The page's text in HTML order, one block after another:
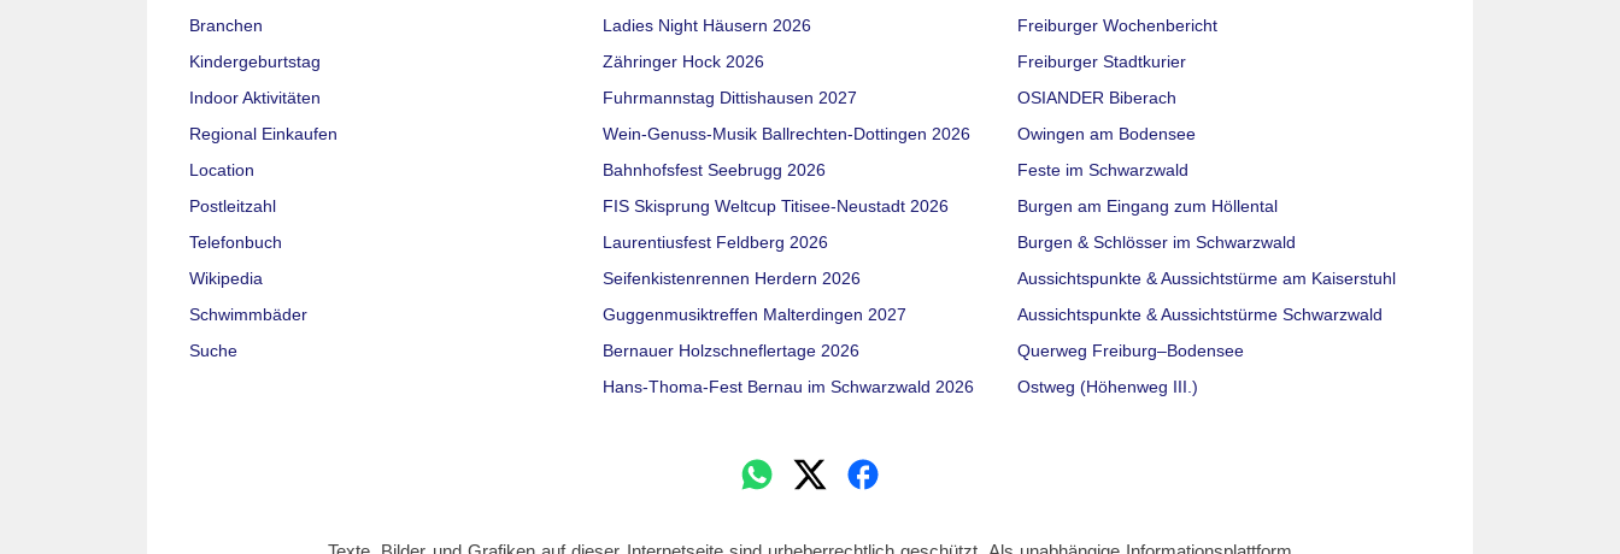
Branchen
Kindergeburtstag
Indoor Aktivitäten
Regional Einkaufen
Location
Postleitzahl
Telefonbuch
Wikipedia
Schwimmbäder
Suche
Ladies Night Häusern 2026
Zähringer Hock 2026
Fuhrmannstag Dittishausen 2027
Wein-Genuss-Musik Ballrechten-Dottingen 2026
Bahnhofsfest Seebrugg 2026
FIS Skisprung Weltcup Titisee-Neustadt 2026
Laurentiusfest Feldberg 2026
Seifenkistenrennen Herdern 2026
Guggenmusiktreffen Malterdingen 2027
Bernauer Holzschneflertage 2026
Hans-Thoma-Fest Bernau im Schwarzwald 2026
Freiburger Wochenbericht
Freiburger Stadtkurier
OSIANDER Biberach
Owingen am Bodensee
Feste im Schwarzwald
Burgen am Eingang zum Höllental
Burgen & Schlösser im Schwarzwald
Aussichtspunkte & Aussichtstürme am Kaiserstuhl
Aussichtspunkte & Aussichtstürme Schwarzwald
Querweg Freiburg–Bodensee
Ostweg (Höhenweg III.)